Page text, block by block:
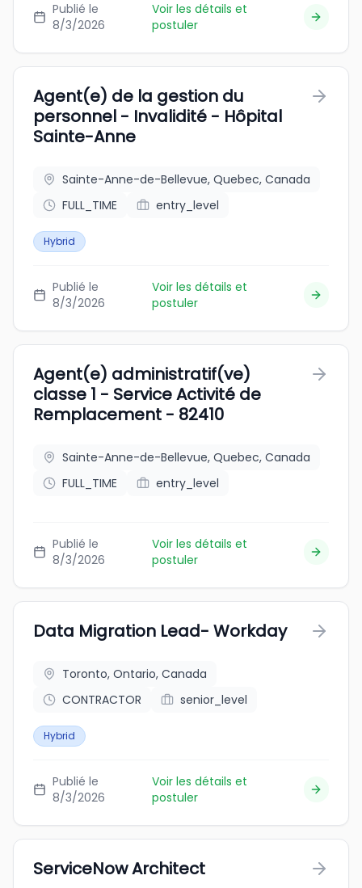
Publié le
8/3/2026
Voir les détails et
postuler
Agent(e) de la gestion du
personnel - Invalidité - Hôpital
Sainte-Anne
Sainte-Anne-de-Bellevue, Quebec, Canada
FULL_TIME
entry_level
Hybrid
Publié le
8/3/2026
Voir les détails et
postuler
Agent(e) administratif(ve)
classe 1 - Service Activité de
Remplacement - 82410
Sainte-Anne-de-Bellevue, Quebec, Canada
FULL_TIME
entry_level
Publié le
8/3/2026
Voir les détails et
postuler
Data Migration Lead- Workday
Toronto, Ontario, Canada
CONTRACTOR
senior_level
Hybrid
Publié le
8/3/2026
Voir les détails et
postuler
ServiceNow Architect